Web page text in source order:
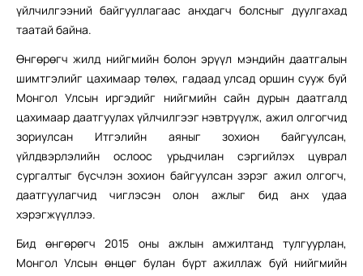
үйлчилгээний байгууллагаас анхдагч болсныг дуулгахад
таатай байна.
Өнгөрөгч жилд нийгмийн болон эрүүл мэндийн даатгалын
шимтгэлийг цахимаар төлөх, гадаад улсад оршин сууж буй
Монгол Улсын иргэдийг нийгмийн сайн дурын даатгалд
цахимаар даатгуулах үйлчилгээг нэвтрүүлж, ажил олгогчид
зориулсан Итгэлийн аяныг зохион байгуулсан,
үйлдвэрлэлийн ослоос урьдчилан сэргийлэх цуврал
сургалтыг бүсчлэн зохион байгуулсан зэрэг ажил олгогч,
даатгуулагчид чиглэсэн олон ажлыг бид анх удаа
хэрэгжүүллээ.
Бид өнгөрөгч 2015 оны ажлын амжилтанд тулгуурлан,
Монгол Улсын өнцөг булан бүрт ажиллаж буй нийгмийн